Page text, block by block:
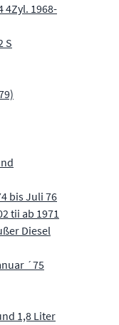
4Zyl. 1968-
S
bis Juli 76
tii ab 1971
Diesel
´75
1,8 Liter